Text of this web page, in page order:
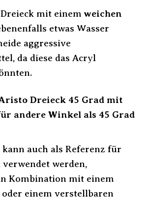
mit einem weichen
etwas Wasser
aggressive
da diese das Acryl
Dreieck 45 Grad mit
andere Winkel als 45 Grad
kann auch als Referenz für
werden,
Kombination mit einem
oder einem verstellbaren